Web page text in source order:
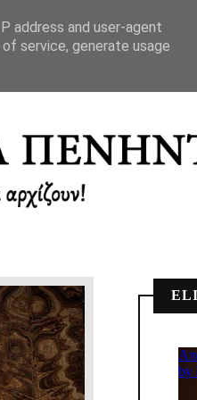
ΣΤΟ ΣΠΙΤΙΚΟ ΜΟΥ
address and user-agent
service, generate usage